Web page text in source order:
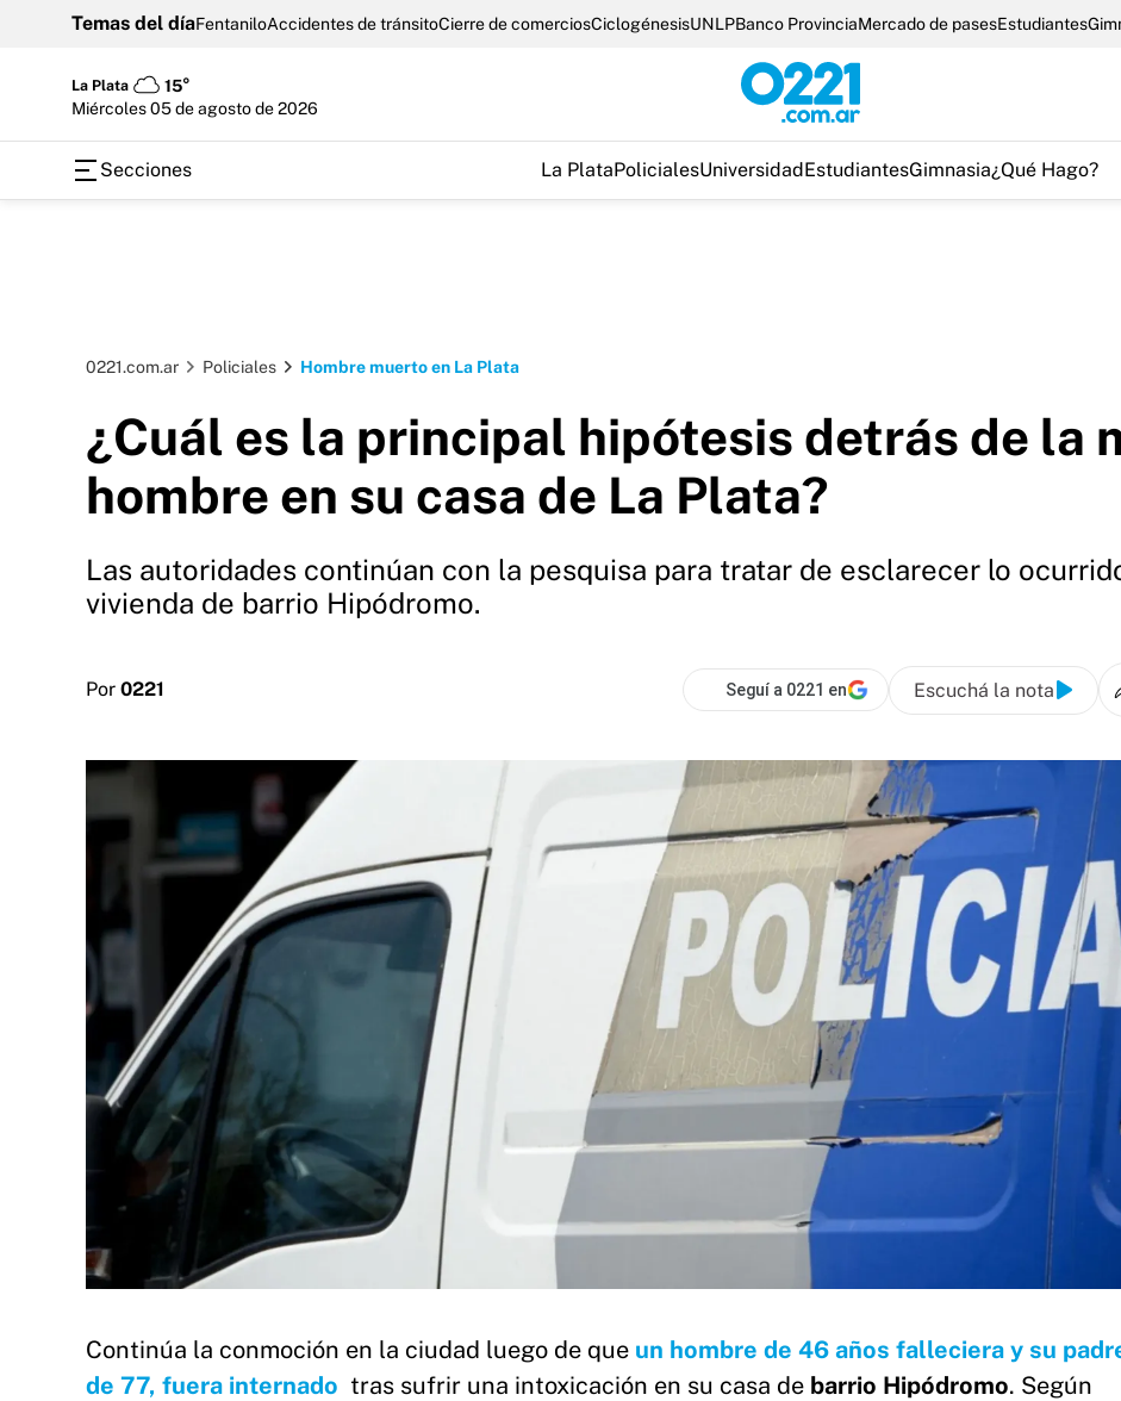
Temas del díaFentaniloAccidentes de tránsitoCierre de comerciosCiclogénesisUNLPBanco ProvinciaMercado de pasesEstudiantes
La Plata
15°
miércoles 05 de agosto de 2026
Secciones La PlataPolicialesUniversidadEstudiantesGimnasia¿Qué Hago?
0221.com.ar Policiales Hombre muerto en La Plata
¿Cuál es la principal hipótesis detrás de la
hombre en su casa de La Plata?
Las autoridades continúan con la pesquisa para tratar de esclarecer lo
vivienda de barrio Hipódromo.
Por 0221 Seguí a 0221 en Escuchá la nota
Continúa la conmoción en la ciudad luego de que un hombre de 46 años falleciera y su
de 77, fuera internado tras sufrir una intoxicación en su casa de barrio Hipódromo. Según